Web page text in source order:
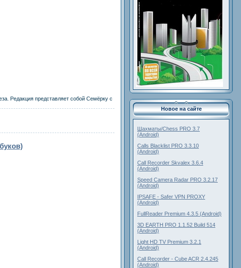
Редакция представляет собой Семёрку с
Новое на сайте
Шахматы/Chess PRO 3.7
(Android)
Calls Blacklist PRO 3.3.10
(Android)
Call Recorder Skvalex 3.6.4
(Android)
Speed Camera Radar PRO 3.2.17
(Android)
IPSAFE - Safer VPN PROXY
(Android)
FullReader Premium 4.3.5 (Android)
3D EARTH PRO 1.1.52 Build 514
(Android)
Light HD TV Premium 3.2.1
(Android)
Call Recorder - Cube ACR 2.4.245
(Android)